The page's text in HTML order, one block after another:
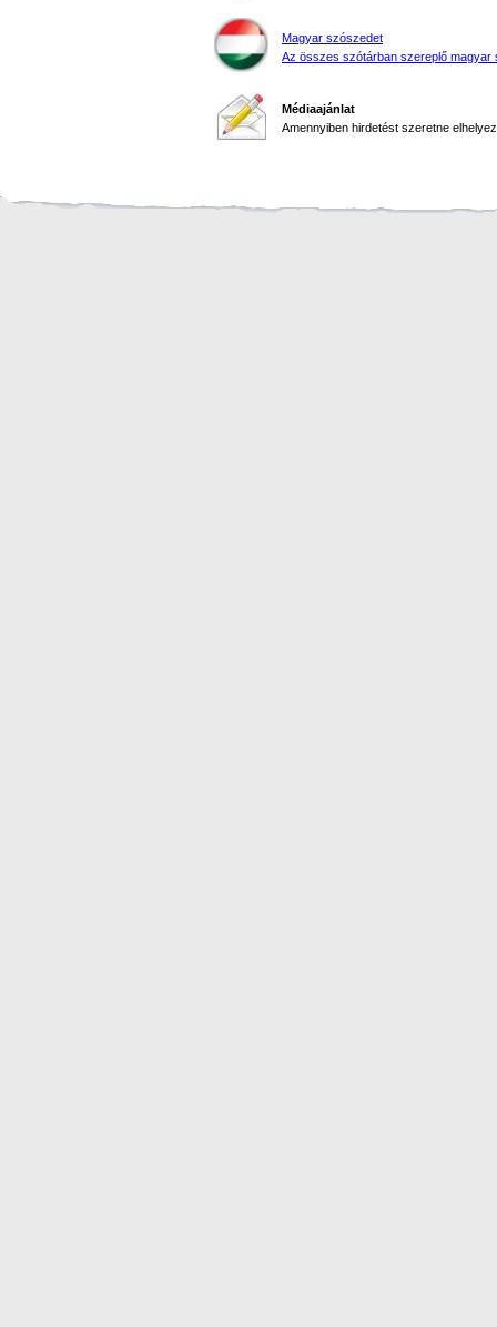
Magyar szószedet
Az összes szótárban szereplő magyar
Médiaajánlat
Amennyiben hirdetést szeretne